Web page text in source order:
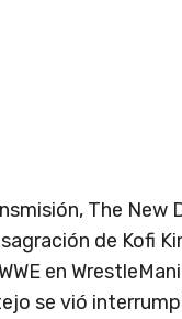
The New
de Kofi
en
se vió